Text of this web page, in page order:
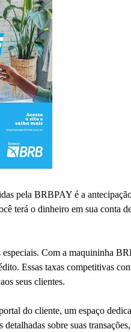
pela BRBPAY é a
terá o dinheiro em sua conta
Com a maquininha
Essas taxas competitivas
seus clientes.
do cliente, um espaço
detalhadas sobre suas